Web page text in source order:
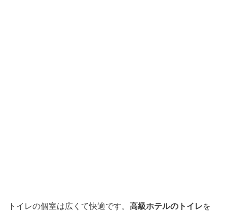
トイレの個室は広くて快適です。高級ホテルのトイレを